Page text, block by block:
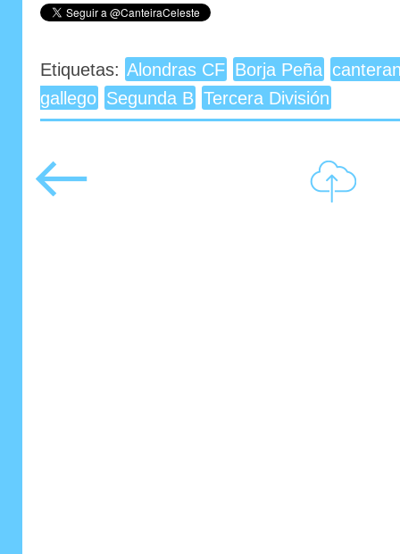
Etiquetas: Alondras CF Borja Peña
gallego Segunda B Tercera División